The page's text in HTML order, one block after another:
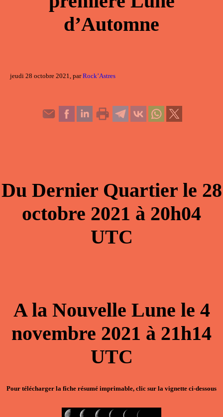
d’Automne
jeudi 28 octobre 2021, parRock’Astres
Du Dernier Quartierle 28
octobre 2021 à 20h04
UTC
A la Nouvelle Lune le 4
novembre 2021 à 21h14
UTC
Pour télécharger la fiche résumé imprimable, clic sur la vignette ci-dessous